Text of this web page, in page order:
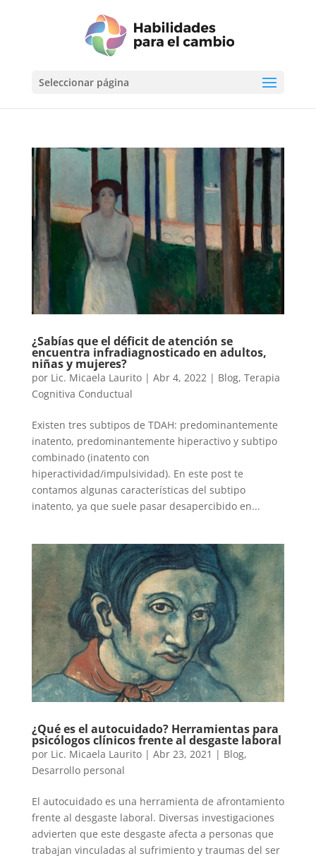
Seleccionar página
¿Sabías que el déficit de atención se
encuentra infradiagnosticado en adultos,
niñas y mujeres?
por Lic. Micaela Laurito| Abr 4, 2022| Blog, Terapia
Cognitiva Conductual
Existen tres subtipos de TDAH: predominantemente
inatento, predominantemente hiperactivo y subtipo
combinado (inatento con
hiperactividad/impulsividad). En este post te
contamos algunas características del subtipo
inatento, ya que suele pasar desapercibido en...
¿Qué es el autocuidado? Herramientas para
psicólogos clínicos frente al desgaste laboral
por Lic. Micaela Laurito| Abr 23, 2021 | Blog,
Desarrollo personal
El autocuidado es una herramienta de afrontamiento
frente al desgaste laboral. Diversas investigaciones
advierten que este desgaste afecta a personas que
trabajan vinculadas al sufrimiento y traumas del ser